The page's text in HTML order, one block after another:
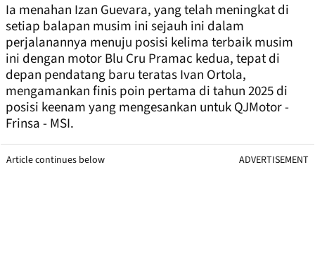
Ia menahan Izan Guevara, yang telah meningkat di
setiap balapan musim ini sejauh ini dalam
perjalanannya menuju posisi kelima terbaik musim
ini dengan motor Blu Cru Pramac kedua, tepat di
depan pendatang baru teratas Ivan Ortola,
mengamankan finis poin pertama di tahun 2025 di
posisi keenam yang mengesankan untuk QJMotor -
Frinsa - MSI.
Article continues below ADVERTISEMENT